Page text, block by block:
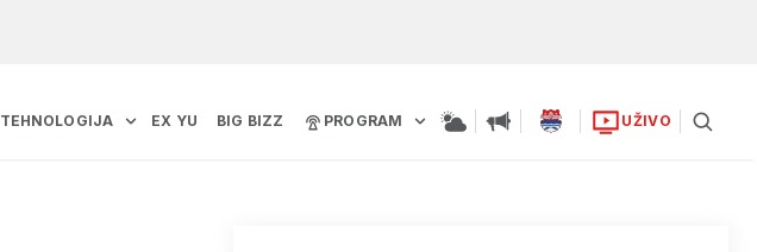
TEHNOLOGIJA EX YU BIG BIZZ PROGRAM UŽIVO